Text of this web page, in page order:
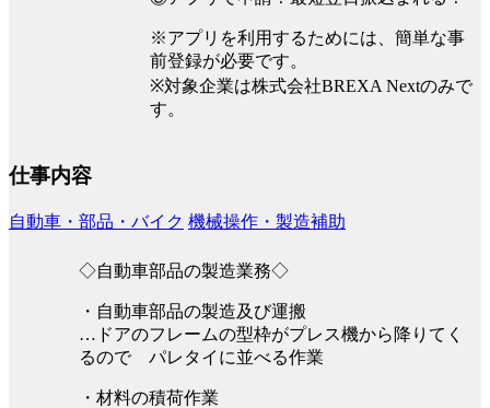
※アプリを利用するためには、簡単な事
前登録が必要です。
※対象企業は株式会社BREXA Nextのみで
す。
仕事内容
自動車・部品・バイク 機械操作・製造補助
◇自動車部品の製造業務◇
・自動車部品の製造及び運搬
…ドアのフレームの型枠がプレス機から降りてく
るので パレタイに並べる作業
・材料の積荷作業